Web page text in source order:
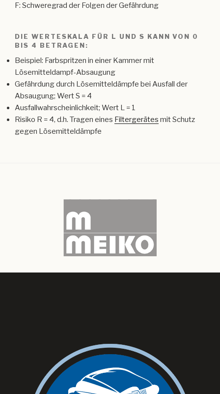
F: Schweregrad der Folgen der Gefährdung
DIE WERTESKALA FÜR L UND S KANN VON 0
BIS 4 BETRAGEN:
Beispiel: Farbspritzen in einer Kammer mit
Lösemitteldampf-Absaugung
Gefährdung durch Lösemitteldämpfe bei Ausfall der
Absaugung; Wert S = 4
Ausfallwahrscheinlichkeit; Wert L = 1
Risiko R = 4, d.h. Tragen eines Filtergerätes mit Schutz
gegen Lösemitteldämpfe